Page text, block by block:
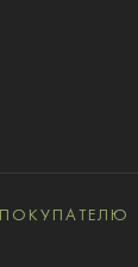
ПОКУПАТЕЛЮ